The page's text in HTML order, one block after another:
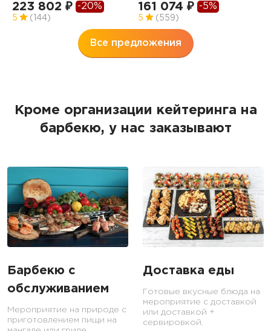
223 802 ₽ -20%
5 (144)
161 074 ₽ -5%
5 (559)
Все предложения
Кроме организации кейтеринга на
барбекю, у нас заказывают
Барбекю с
обслуживанием
Мероприятие на природе с
приготовлением пищи на
Доставка еды
Готовые вкусные блюда на
мероприятие с доставкой
или доставкой +
сервировкой.